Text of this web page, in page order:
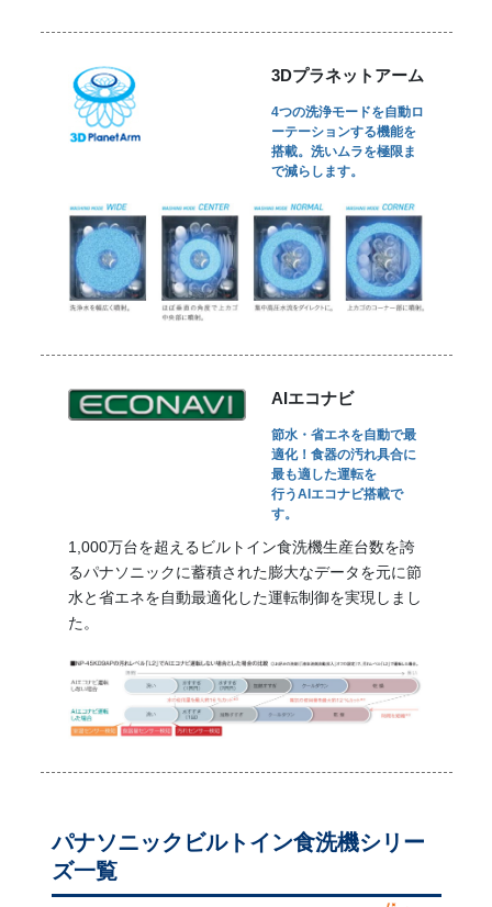
3Dプラネットアーム
4つの洗浄モードを自動ロ
ーテーションする機能を
搭載。洗いムラを極限ま
で減らします。
AIエコナビ
節水・省エネを自動で最
適化！食器の汚れ具合に
最も適した運転を
行うAIエコナビ搭載で
す。
1,000万台を超えるビルトイン食洗機生産台数を誇
るパナソニックに蓄積された膨大なデータを元に節
水と省エネを自動最適化した運転制御を実現しまし
た。
パナソニックビルトイン食洗機シリー
ズ一覧